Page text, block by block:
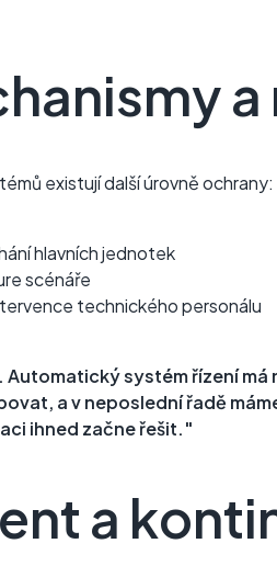
existují další úrovně ochrany:
hlavních jednotek
scénáře
technického personálu
Automatický systém řízení
a v neposlední řadě
ihned začne řešit."
a